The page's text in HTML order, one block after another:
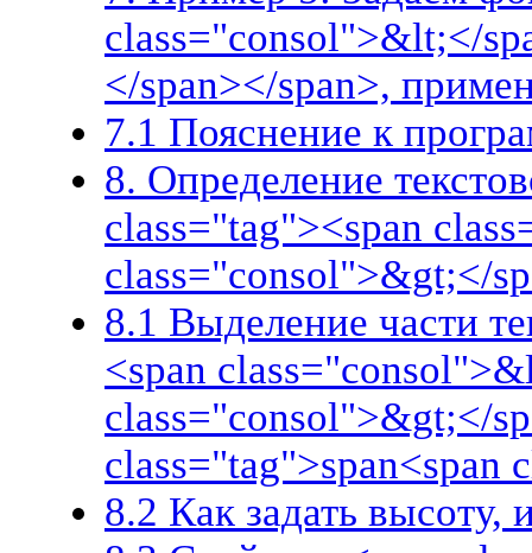
class="consol">&lt;</
</span></span>,
7.1 Пояснение к
8. Определение
class="tag"><span
class="consol">&gt;</
8.1 Выделение части
<span
class="consol">&gt;</
class="tag">span<span
8.2 Как задать